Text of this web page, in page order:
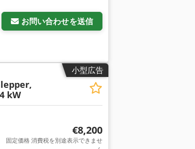
お問い合わせを送信
小型広告
kW
€8,200
固定価格 消費税を別途表示できませ